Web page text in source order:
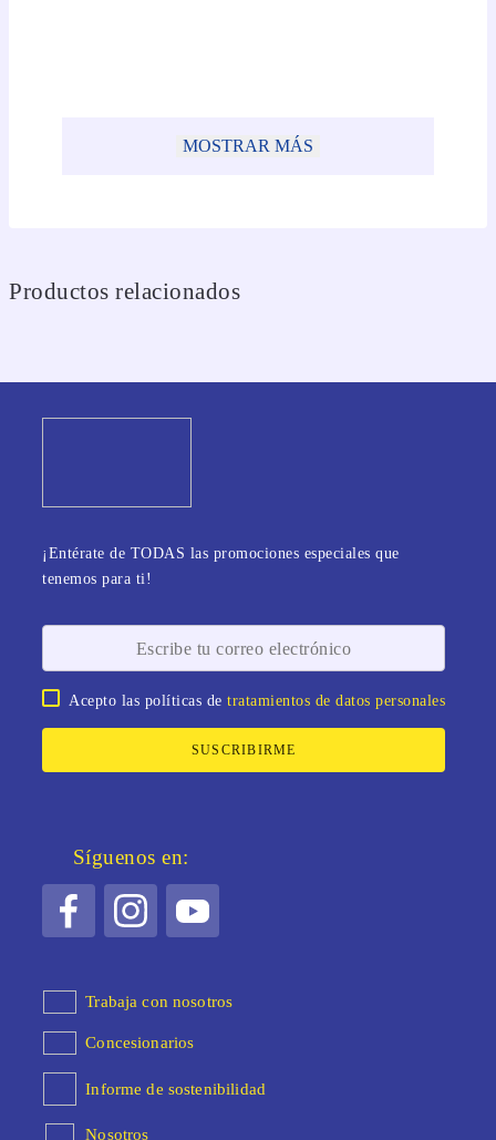
MOSTRAR MÁS
Productos relacionados
¡Entérate de TODAS las promociones especiales que
tenemos para ti!
Acepto las políticas detratamientos de datos personales
SUSCRIBIRME
Síguenos en:
Trabaja con nosotros
Concesionarios
Informe de sostenibilidad
Nosotros